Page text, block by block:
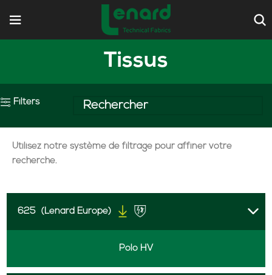
Tissus
Filters
Utilisez notre système de filtrage pour affiner votre
recherche.
625 (Lenard Europe)
Polo HV